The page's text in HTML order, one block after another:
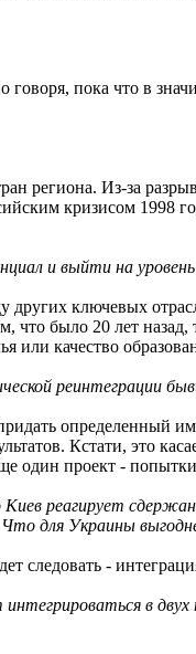
пока что в
региона. Из-за
кризисом 1998
и выйти на
ключевых
было 20 лет
или качество
реинтеграции
определенный
Кстати, это
один проект -
реагирует
Что для Украины
следовать -
в двух